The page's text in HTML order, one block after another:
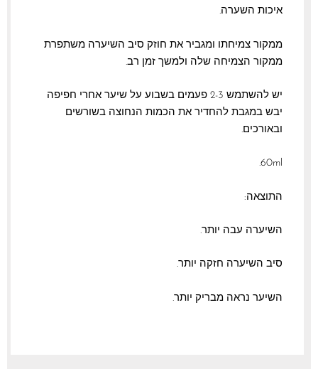
איכות השערה.
ממקור צמיחתו ומגביר את חוזק סיב השיערה משתפרת
ממקור הצמיחה שלה ולמשך זמן רב.
יש להשתמש 2-3 פעמים בשבוע על שיער אחרי חפיפה
יבש במגבת להחדיר את הכמות הנחוצה בשורשים
ובאורכים.
60ml.
התוצאה:
השיערה עבה יותר.
סיב השיערה חזקה יותר.
השיער נראה מבריק יותר.